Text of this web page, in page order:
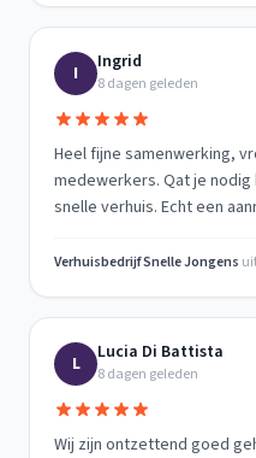
I Ingrid
8 dagen geleden
Heel fijne samenwerking,
medewerkers. Qat je
snelle verhuis. Echt een
Verhuisbedrijf Snelle Jongens
L Lucia Di Battista
8 dagen geleden
Wij zijn ontzettend goed